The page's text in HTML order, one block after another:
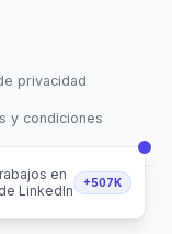
privacidad
y condiciones
reservados.
en
LinkedIn
+507K